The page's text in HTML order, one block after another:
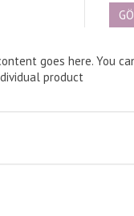
goes here. You
product